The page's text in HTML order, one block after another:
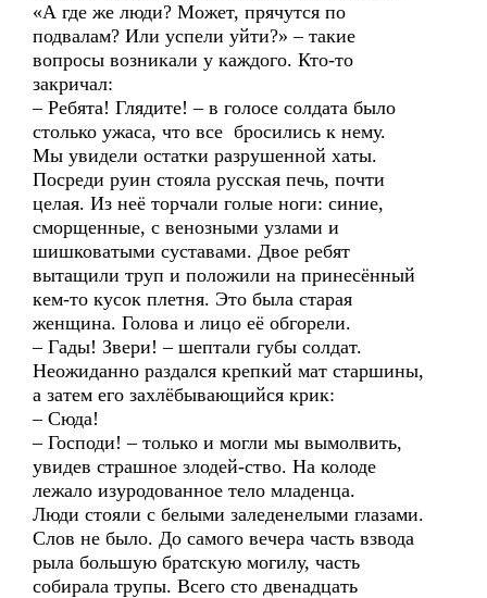
«А где же люди? Может, прячутся по
подвалам? Или успели уйти?» – такие
вопросы возникали у каждого. Кто-то
закричал:
– Ребята! Глядите! – в голосе солдата было
столько ужаса, что все бросились к нему.
Мы увидели остатки разрушенной хаты.
Посреди руин стояла русская печь, почти
целая. Из неё торчали голые ноги: синие,
сморщенные, с венозными узлами и
шишковатыми суставами. Двое ребят
вытащили труп и положили на принесённый
кем-то кусок плетня. Это была старая
женщина. Голова и лицо её обгорели.
– Гады! Звери! – шептали губы солдат.
Неожиданно раздался крепкий мат старшины,
а затем его захлёбывающийся крик:
– Сюда!
– Господи! – только и могли мы вымолвить,
увидев страшное злодей-ство. На колоде
лежало изуродованное тело младенца.
Люди стояли с белыми заледенелыми глазами.
Слов не было. До самого вечера часть взвода
рыла большую братскую могилу, часть
собирала трупы. Всего сто двенадцать